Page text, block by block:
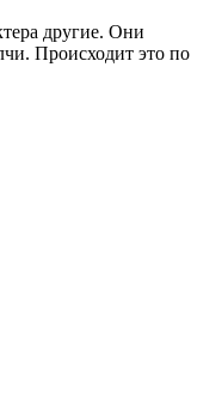
другие. Они
Происходит это по